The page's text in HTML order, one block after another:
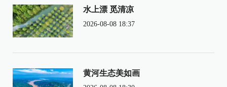
水上漂 觅清凉
2026-08-08 18:37
黄河生态美如画